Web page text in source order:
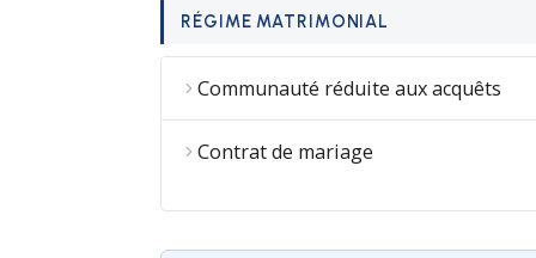
RÉGIME MATRIMONIAL
Communauté réduite aux acquêts
Contrat de mariage